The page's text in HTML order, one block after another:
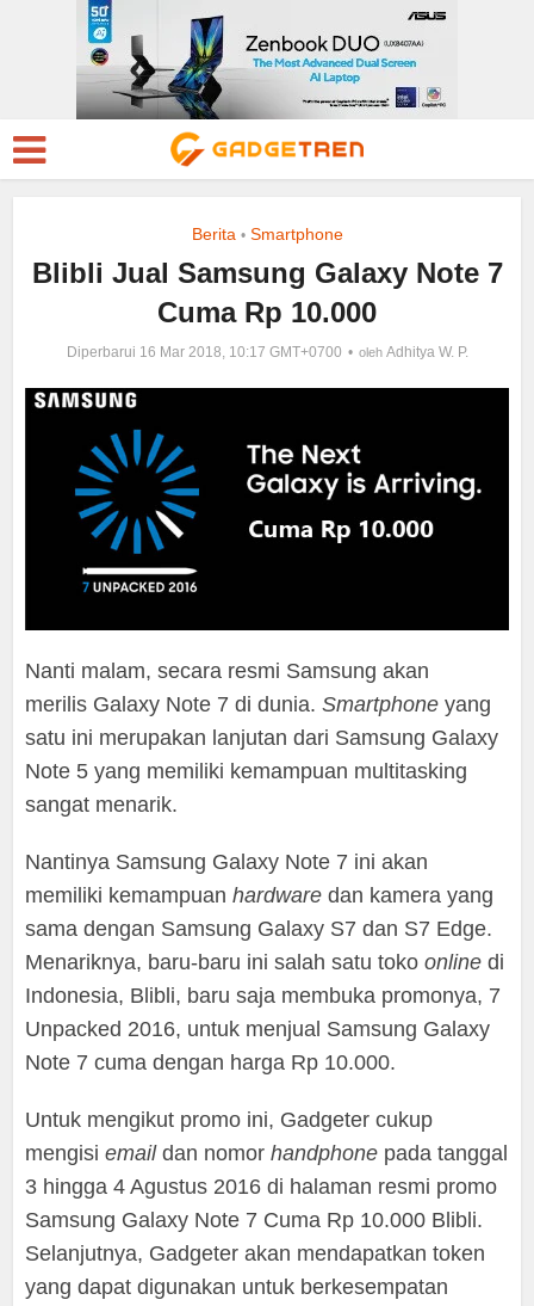
Berita • Smartphone
Blibli Jual Samsung Galaxy Note 7
Cuma Rp 10.000
Diperbarui 16 Mar 2018, 10:17 GMT+0700 oleh Adhitya W. P.
Nanti malam, secara resmi Samsung akan
merilis Galaxy Note 7 di dunia.Smartphone yang
satu ini merupakan lanjutan dari Samsung Galaxy
Note 5 yang memiliki kemampuan multitasking
sangat menarik.
Nantinya Samsung Galaxy Note 7 ini akan
memiliki kemampuanhardware dan kamera yang
sama dengan Samsung Galaxy S7 dan S7 Edge.
Menariknya, baru-baru ini salah satu tokoonline di
Indonesia, Blibli, baru saja membuka promonya, 7
Unpacked 2016, untuk menjual Samsung Galaxy
Note 7 cuma dengan harga Rp 10.000.
Untuk mengikut promo ini, Gadgeter cukup
mengisiemaildan nomorhandphone pada tanggal
3 hingga 4 Agustus 2016 di halaman resmi promo
Samsung Galaxy Note 7 Cuma Rp 10.000 Blibli.
Selanjutnya, Gadgeter akan mendapatkan token
yang dapat digunakan untuk berkesempatan